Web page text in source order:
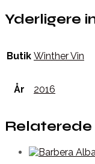
Yderligere
Butik Winther Vin
År 2016
Relaterede